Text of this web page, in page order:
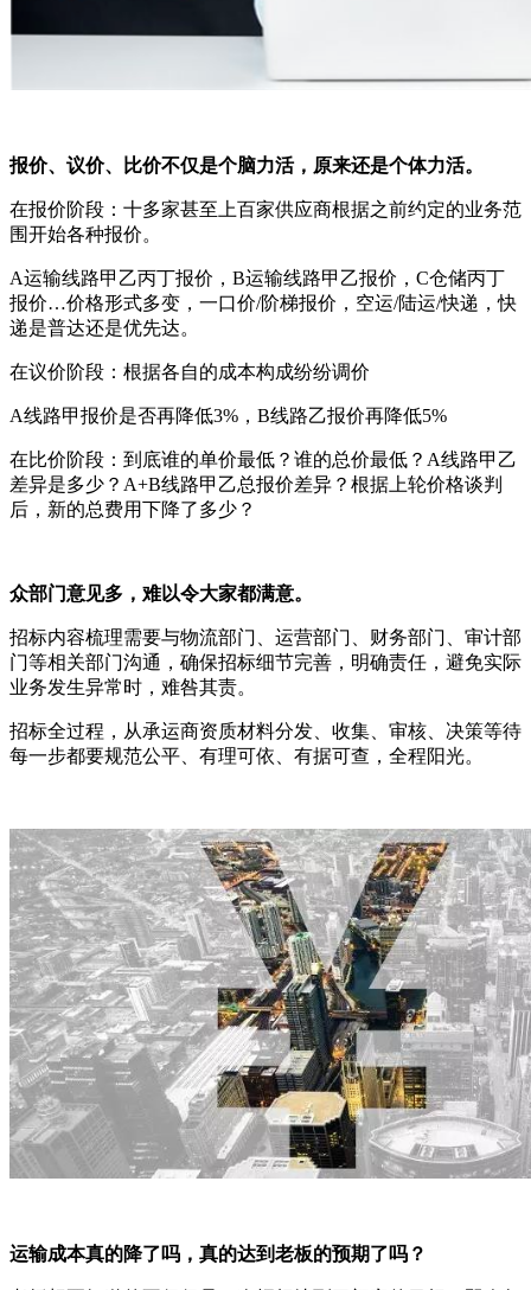
报价、议价、比价不仅是个脑力活，原来还是个体力活。
在报价阶段：十多家甚至上百家供应商根据之前约定的业务范
围开始各种报价。
A运输线路甲乙丙丁报价，B运输线路甲乙报价，C仓储丙丁
报价…价格形式多变，一口价/阶梯报价，空运/陆运/快递，快
递是普达还是优先达。
在议价阶段：根据各自的成本构成纷纷调价
A线路甲报价是否再降低3%，B线路乙报价再降低5%
在比价阶段：到底谁的单价最低？谁的总价最低？A线路甲乙
差异是多少？A+B线路甲乙总报价差异？根据上轮价格谈判
后，新的总费用下降了多少？
众部门意见多，难以令大家都满意。
招标内容梳理需要与物流部门、运营部门、财务部门、审计部
门等相关部门沟通，确保招标细节完善，明确责任，避免实际
业务发生异常时，难咎其责。
招标全过程，从承运商资质材料分发、收集、审核、决策等待
每一步都要规范公平、有理可依、有据可查，全程阳光。
运输成本真的降了吗，真的达到老板的预期了吗？